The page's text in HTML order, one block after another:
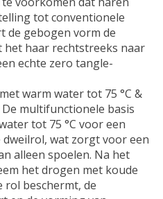
tot conventionele
de gebogen vorm de
haar rechtstreeks naar
echte zero tangle-
warm water tot 75 °C &
multifunctionele basis
tot 75 °C voor een
wat zorgt voor een
alleen spoelen. Na het
het drogen met koude
rol beschermt, de